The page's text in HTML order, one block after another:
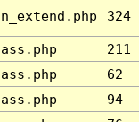
324
211
62
94